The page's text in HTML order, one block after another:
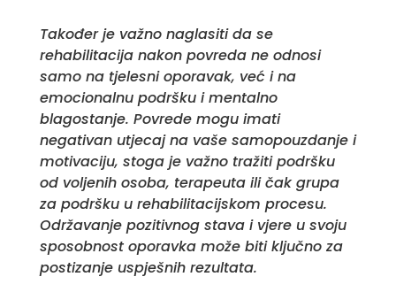
Također je važno naglasiti da se
rehabilitacija nakon povreda ne odnosi
samo na tjelesni oporavak, već i na
emocionalnu podršku i mentalno
blagostanje. Povrede mogu imati
negativan utjecaj na vaše samopouzdanje i
motivaciju, stoga je važno tražiti podršku
od voljenih osoba, terapeuta ili čak grupa
za podršku u rehabilitacijskom procesu.
Održavanje pozitivnog stava i vjere u svoju
sposobnost oporavka može biti ključno za
postizanje uspješnih rezultata.